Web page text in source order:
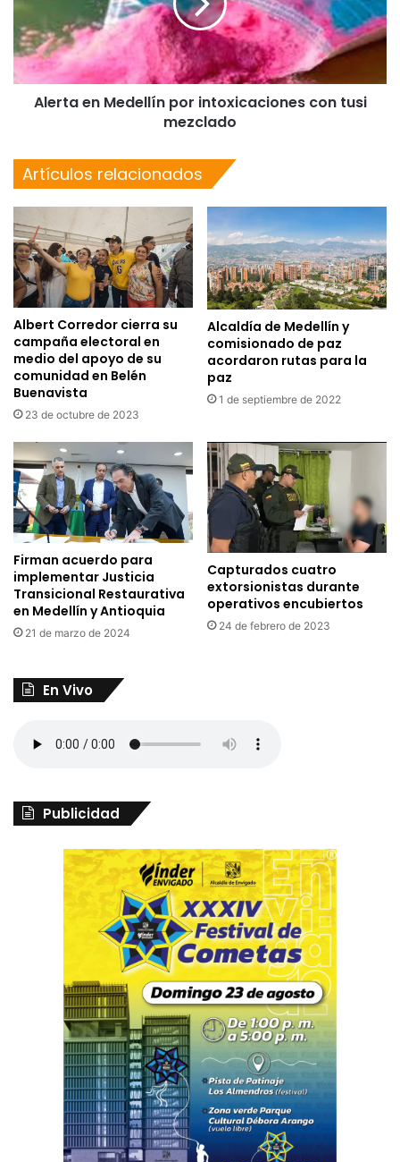
Alerta en Medellín por intoxicaciones con tusi
mezclado
Artículos relacionados
Albert Corredor cierra su
campaña electoral en
medio del apoyo de su
comunidad en Belén
Buenavista
23 de octubre de 2023
Alcaldía de Medellín y
comisionado de paz
acordaron rutas para la
paz
1 de septiembre de 2022
Firman acuerdo para
implementar Justicia
Transicional Restaurativa
en Medellín y Antioquia
21 de marzo de 2024
Capturados cuatro
extorsionistas durante
operativos encubiertos
24 de febrero de 2023
En Vivo
Publicidad